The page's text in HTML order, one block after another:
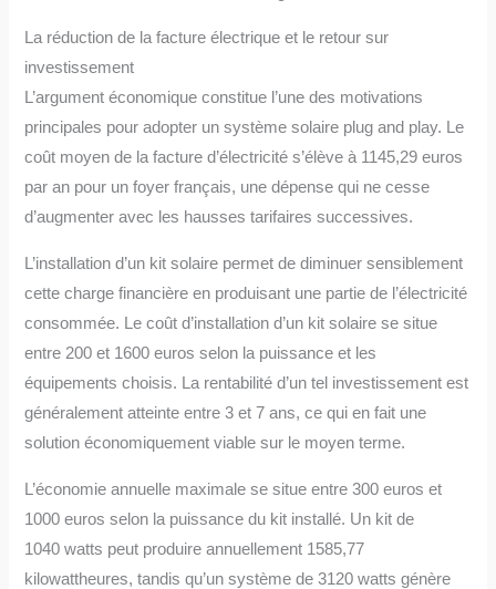
La réduction de la facture électrique et le retour sur
investissement
L’argument économique constitue l’une des motivations
principales pour adopter un système solaire plug and play. Le
coût moyen de la facture d’électricité s’élève à 1145,29 euros
par an pour un foyer français, une dépense qui ne cesse
d’augmenter avec les hausses tarifaires successives.
L’installation d’un kit solaire permet de diminuer sensiblement
cette charge financière en produisant une partie de l’électricité
consommée. Le coût d’installation d’un kit solaire se situe
entre 200 et 1600 euros selon la puissance et les
équipements choisis. La rentabilité d’un tel investissement est
généralement atteinte entre 3 et 7 ans, ce qui en fait une
solution économiquement viable sur le moyen terme.
L’économie annuelle maximale se situe entre 300 euros et
1000 euros selon la puissance du kit installé. Un kit de
1040 watts peut produire annuellement 1585,77
kilowattheures, tandis qu’un système de 3120 watts génère